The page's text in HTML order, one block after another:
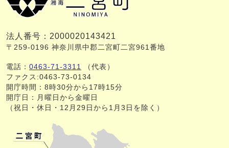
法人番号：2000020143421
〒259-0196 神奈川県中郡二宮町二宮961番地
電話： 0463-71-3311
（代表）
ファクス:0463-73-0134
開庁時間：8時30分から17時15分
開庁日：月曜日から金曜日
（祝日・休日・12月29日から1月3日を除く）